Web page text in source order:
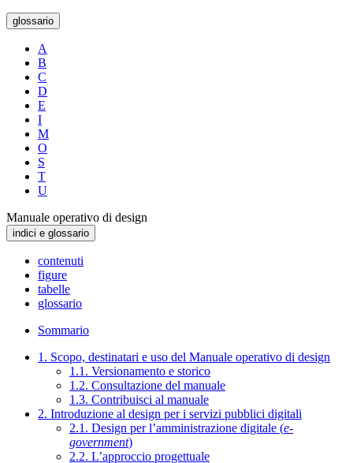
glossario
A
B
C
D
E
I
M
O
S
T
U
Manuale operativo di design
indici e glossario
contenuti
figure
tabelle
glossario
Sommario
1. Scopo, destinatari e uso del Manuale operativo di design
1.1. Versionamento e storico
1.2. Consultazione del manuale
1.3. Contribuisci al manuale
2. Introduzione al design per i servizi pubblici digitali
2.1. Design per l’amministrazione digitale (e-
government)
2.2. L’approccio progettuale